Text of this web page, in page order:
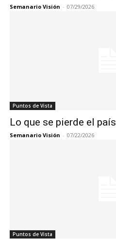
Semanario Visión - 07/29/2026
Puntos de Vista
Lo que se pierde el país
Semanario Visión - 07/22/2026
Puntos de Vista